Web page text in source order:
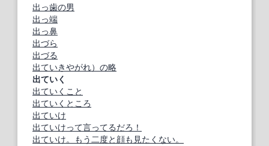
出っ歯の男
出っ端
出っ鼻
出づら
出づる
出ていきやがれ）の略
出ていく
出ていくこと
出ていくところ
出ていけ
出ていけって言ってるだろ！
出ていけ。もう二度と顔も見たくない。